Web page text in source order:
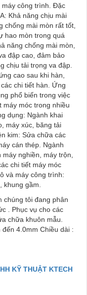
máy công trình. Đặc
Khả năng chịu mài
chống mài mòn rất tốt,
hao mòn trong quá
năng chống mài mòn,
đập cao, đảm bảo
chịu tải trọng va đập.
cao sau khi hàn,
chi tiết hàn. Ứng
phổ biến trong việc
máy móc trong nhiều
dụng: Ngành khai
máy xúc, băng tải
kim: Sửa chữa các
cán thép. Ngành
nghiền, máy trộn,
chi tiết máy móc
và máy công trình:
gầm.
chúng tôi đang phân
. Phục vụ cho các
chữa khuôn mẫu.
4.0mm Chiều dài :
KỸ THUẬT KTECH